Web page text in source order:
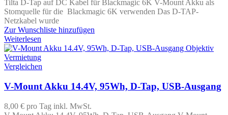
Tilta D-Tap auf DC Kabel für Blackmagic 6K V-Mount Akku als
Stomquelle für die Blackmagic 6K verwenden Das D-TAP-
Netzkabel wurde
Zur Wunschliste hinzufügen
Weiterlesen
Vergleichen
V-Mount Akku 14.4V, 95Wh, D-Tap, USB-Ausgang
8,00 € pro Tag inkl. MwSt.